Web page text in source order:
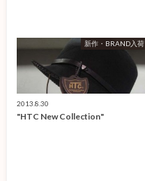
新作・BRAND入荷
2013.8.30
"HTC New Collection"